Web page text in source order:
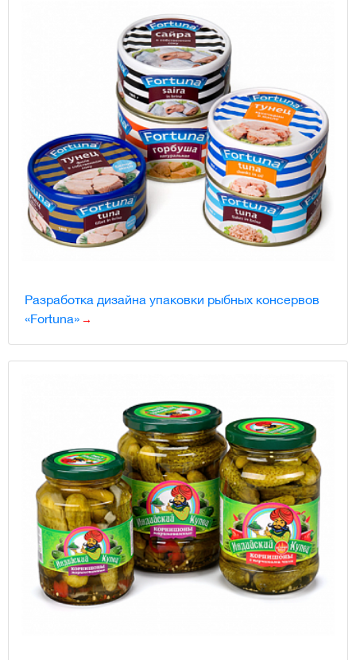
Разработка дизайна упаковки рыбных консервов
«Fortuna»